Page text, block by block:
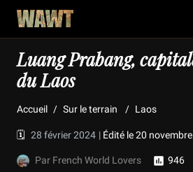
Luang Prabang,
du Laos
Accueil Sur le terrain Laos
🗓️ 28 février 2024 | Édité le 20
Par French World Lovers 946